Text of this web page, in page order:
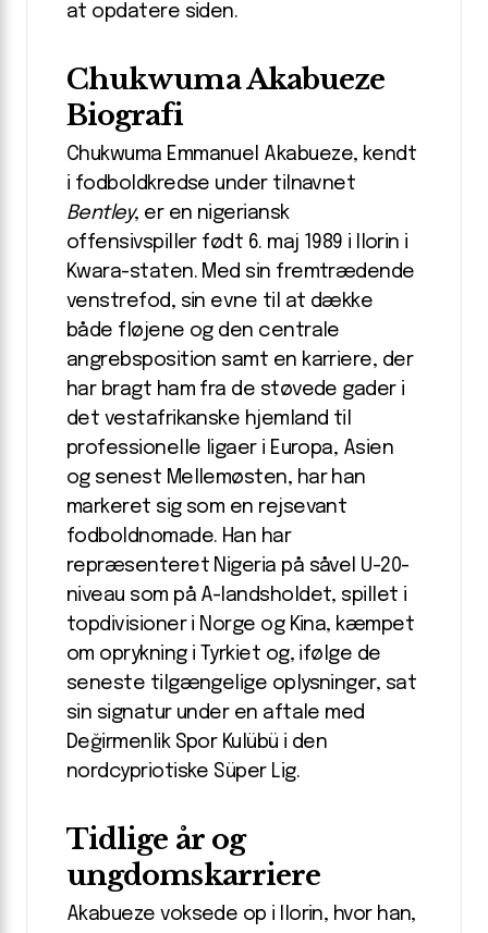
at opdatere siden.
Chukwuma Akabueze
Biografi
Chukwuma Emmanuel Akabueze, kendt
i fodboldkredse under tilnavnet
Bentley, er en nigeriansk
offensivspiller født 6. maj 1989 i Ilorin i
Kwara-staten. Med sin fremtrædende
venstrefod, sin evne til at dække
både fløjene og den centrale
angrebsposition samt en karriere, der
har bragt ham fra de støvede gader i
det vestafrikanske hjemland til
professionelle ligaer i Europa, Asien
og senest Mellemøsten, har han
markeret sig som en rejsevant
fodboldnomade. Han har
repræsenteret Nigeria på såvel U-20-
niveau som på A-landsholdet, spillet i
topdivisioner i Norge og Kina, kæmpet
om oprykning i Tyrkiet og, ifølge de
seneste tilgængelige oplysninger, sat
sin signatur under en aftale med
Değirmenlik Spor Kulübü i den
nordcypriotiske Süper Lig.
Tidlige år og
ungdomskarriere
Akabueze voksede op i Ilorin, hvor han,